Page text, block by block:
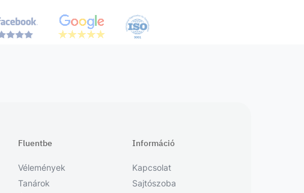
Fluentbe
Vélemények
Tanárok
Információ
Kapcsolat
Sajtószoba